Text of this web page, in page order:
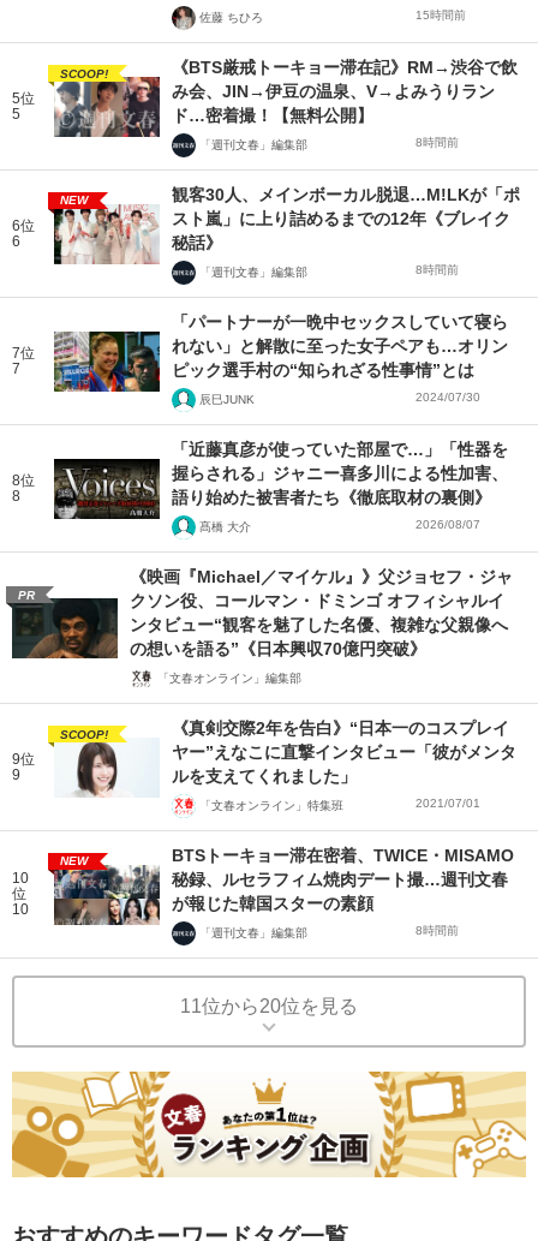
佐藤 ちひろ 15時間前
5位
5
SCOOP!
《BTS厳戒トーキョー滞在記》RM→渋谷で飲
み会、JIN→伊豆の温泉、V→よみうりラン
ド…密着撮！【無料公開】
「週刊文春」編集部 8時間前
6位
6
NEW
観客30人、メインボーカル脱退…M!LKが「ポ
スト嵐」に上り詰めるまでの12年《ブレイク
秘話》
「週刊文春」編集部 8時間前
7位
7
「パートナーが一晩中セックスしていて寝ら
れない」と解散に至った女子ペアも…オリン
ピック選手村の“知られざる性事情”とは
辰巳JUNK 2024/07/30
8位
8
「近藤真彦が使っていた部屋で…」「性器を
握らされる」ジャニー喜多川による性加害、
語り始めた被害者たち《徹底取材の裏側》
髙橋 大介 2026/08/07
PR
《映画『Michael／マイケル』》父ジョセフ・ジャ
クソン役、コールマン・ドミンゴ オフィシャルイ
ンタビュー“観客を魅了した名優、複雑な父親像へ
の想いを語る”《日本興収70億円突破》
「文春オンライン」編集部
9位
9
SCOOP!
《真剣交際2年を告白》“日本一のコスプレイ
ヤー”えなこに直撃インタビュー「彼がメンタ
ルを支えてくれました」
「文春オンライン」特集班 2021/07/01
10
位
10
NEW
BTSトーキョー滞在密着、TWICE・MISAMO
秘録、ルセラフィム焼肉デート撮…週刊文春
が報じた韓国スターの素顔
「週刊文春」編集部 8時間前
11位から20位を見る